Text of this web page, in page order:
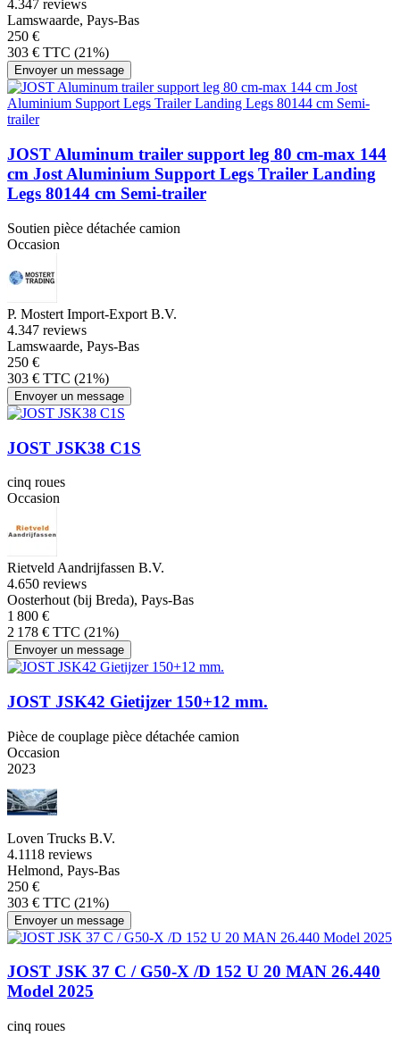
4.347 reviews
Lamswaarde, Pays-Bas
250 €
303 € TTC (21%)
Envoyer un message
JOST Aluminum trailer support leg 80 cm-max 144
cm Jost Aluminium Support Legs Trailer Landing
Legs 80144 cm Semi-trailer
Soutien pièce détachée camion
Occasion
P. Mostert Import-Export B.V.
4.347 reviews
Lamswaarde, Pays-Bas
250 €
303 € TTC (21%)
Envoyer un message
JOST JSK38 C1S
cinq roues
Occasion
Rietveld Aandrijfassen B.V.
4.650 reviews
Oosterhout (bij Breda), Pays-Bas
1 800 €
2 178 € TTC (21%)
Envoyer un message
JOST JSK42 Gietijzer 150+12 mm.
Pièce de couplage pièce détachée camion
Occasion
2023
Loven Trucks B.V.
4.1118 reviews
Helmond, Pays-Bas
250 €
303 € TTC (21%)
Envoyer un message
JOST JSK 37 C / G50-X /D 152 U 20 MAN 26.440
Model 2025
cinq roues